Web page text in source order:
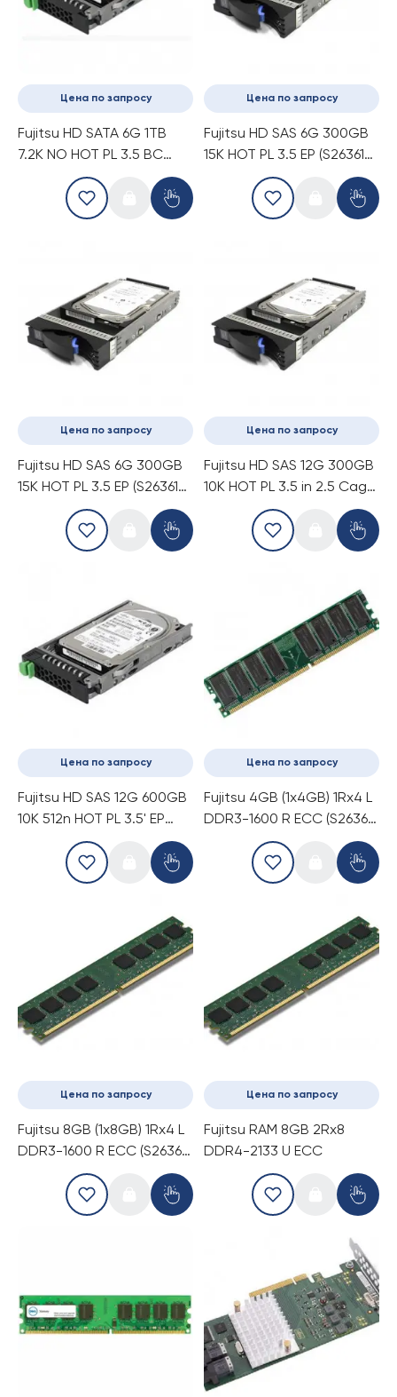
Цена по запросу
Fujitsu HD SATA 6G 1TB
7.2K NO HOT PL 3.5 BC
(S26361-F3671-E100)
Цена по запросу
Fujitsu HD SAS 6G 300GB
15K HOT PL 3.5 EP (S26361-
F4005-E530)
Цена по запросу
Fujitsu HD SAS 6G 300GB
15K HOT PL 3.5 EP (S26361-
F3819-E530)
Цена по запросу
Fujitsu HD SAS 12G 300GB
10K HOT PL 3.5 in 2.5 Cage
EP (S26361-F5568-E130)
Цена по запросу
Fujitsu HD SAS 12G 600GB
10K 512n HOT PL 3.5' EP
(S26361-F5568-E160)
Цена по запросу
Fujitsu 4GB (1x4GB) 1Rx4 L
DDR3-1600 R ECC (S26361-
F3781-E514)
Цена по запросу
Fujitsu 8GB (1x8GB) 1Rx4 L
DDR3-1600 R ECC (S26361-
F3781-E515)
Цена по запросу
Fujitsu RAM 8GB 2Rx8
DDR4-2133 U ECC